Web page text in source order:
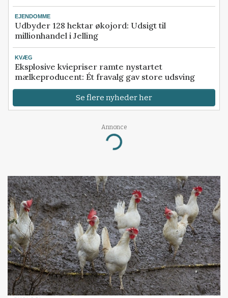
EJENDOMME
Udbyder 128 hektar økojord: Udsigt til
millionhandel i Jelling
KVÆG
Eksplosive kviepriser ramte nystartet
mælkeproducent: Ét fravalg gav store udsving
Se flere nyheder her
Annonce
Loading...